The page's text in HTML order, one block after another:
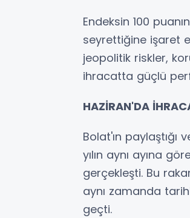
Endeksin 100
seyrettiğine işaret
jeopolitik riskler,
ihracatta güçlü
HAZİRAN'DA
Bolat'ın paylaştığı
yılın aynı ayına
gerçekleşti. Bu
aynı zamanda
geçti.